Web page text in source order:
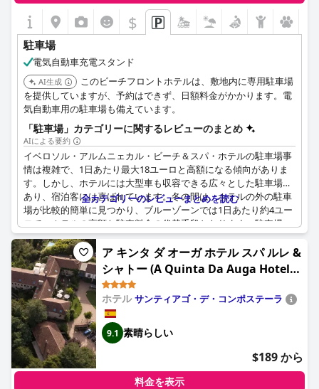
$
駐車場
電気自動車充電スタンド
AI生成
このビーチフロントホテルは、敷地内に専用駐車場
を提供していますが、予約はできず、日額料金がかかります。電
気自動車用の駐車場も備えています。
「駐車場」カテゴリーに関するレビューのまとめ
AIによる要約
イベロソル・アルムニェカル・ビーチ＆スパ・ホテルの駐車場事
情は複雑で、1日あたり最大18ユーロと高額になる傾向がありま
す。しかし、ホテルには大型車も収容できる広々とした駐車場が
あり、宿泊客には喜ばれています。冬の間は、ホテルの外の駐車
場が比較的簡単に見つかり、ブルーゾーンでは1日あたり約4ユー
ロで、ホテルの高額な駐車料金の代替手段となります。駐車場エ
リアの質が低いことや、ガレージカードの機能に問題が発生する
ことがあるなど、いくつかの問題点はあるものの、ホテルに駐車
場があることは、周辺地域での駐車が困難な状況を考えると大き
な利点です。駐車場付きのカテゴリーを予約することのメリット
を述べている宿泊客もおり、より便利なオプションとなっていま
す。全体として、駐車料金は多くの人にとって高額であると考え
られていますが、周辺地域の困難な駐車場事情を考えると、十分
な駐車スペースが提供されていることは好意的に受け止められて
います。
全カテゴリーのレビューまとめを読む
ア キンタ ダ オーガ ホテル スパ ルレ &
シャトー (A Quinta Da Auga Hotel
Spa Relais & Chateaux)
ホテルサンティアゴ・デ・コンポステーラ
9.1 素晴らしい
$189 から
料金を表示